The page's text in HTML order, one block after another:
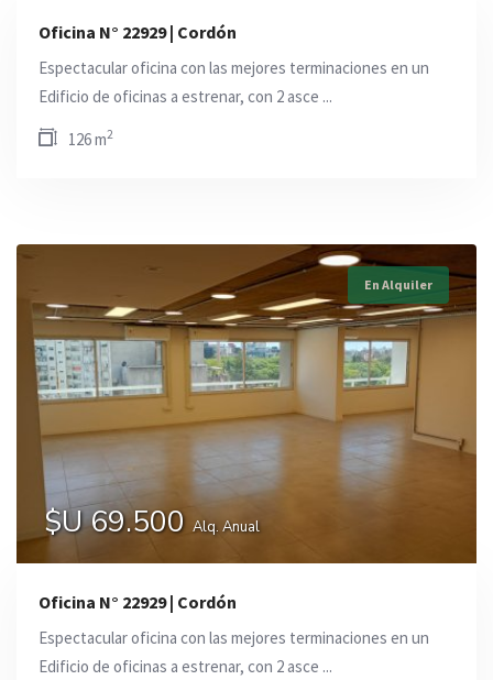
Oficina N° 22929 | Cordón
Espectacular oficina con las mejores terminaciones en un
Edificio de oficinas a estrenar, con 2 asce ...
126 m2
En Alquiler
$U 69.500 Alq. Anual
Oficina N° 22929 | Cordón
Espectacular oficina con las mejores terminaciones en un
Edificio de oficinas a estrenar, con 2 asce ...